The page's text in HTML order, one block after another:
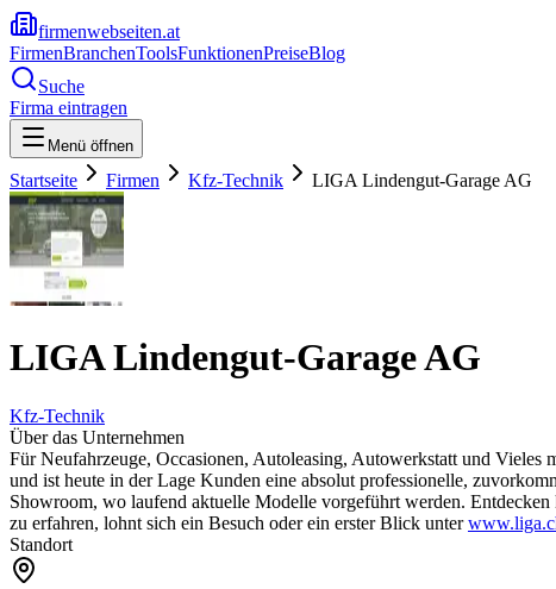
firmenwebseiten.at
FirmenBranchenToolsFunktionenPreiseBlog
Suche
Firma eintragen
Menü öffnen
Startseite Firmen Kfz-Technik LIGA Lindengut-Garage AG
LIGA Lindengut-Garage AG
Kfz-Technik
Über das Unternehmen
Für Neufahrzeuge, Occasionen, Autoleasing, Autowerkstatt und
und ist heute in der Lage Kunden eine absolut professionelle,
Showroom, wo laufend aktuelle Modelle vorgeführt werden.
zu erfahren, lohnt sich ein Besuch oder ein erster Blick unter
Standort